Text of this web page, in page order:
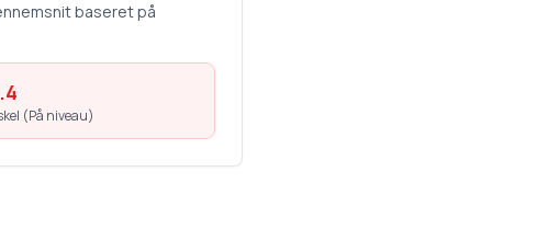
baseret på
(På niveau)